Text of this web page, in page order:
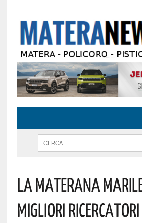
La Materana
Migliori